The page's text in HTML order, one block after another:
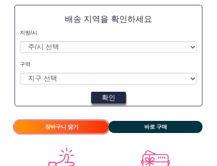
배송 지역을 확인하세요
지방/시
구역
확인
장바구니 담기 바로 구매